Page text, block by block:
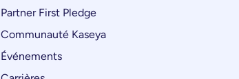
Partner First Pledge
Communauté Kaseya
Événements